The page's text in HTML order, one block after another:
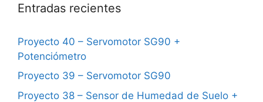
Entradas recientes
Proyecto 40 – Servomotor SG90 +
Potenciómetro
Proyecto 39 – Servomotor SG90
Proyecto 38 – Sensor de Humedad de Suelo +